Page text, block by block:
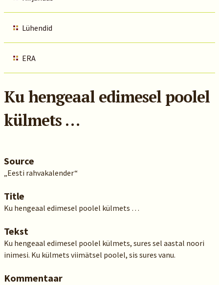
Lühendid
ERA
Ku hengeaal edimesel poolel
külmets …
Source
„Eesti rahvakalender“
Title
Ku hengeaal edimesel poolel külmets …
Tekst
Ku hengeaal edimesel poolel külmets, sures sel aastal noori
inimesi. Ku külmets viimätsel poolel, sis sures vanu.
Kommentaar